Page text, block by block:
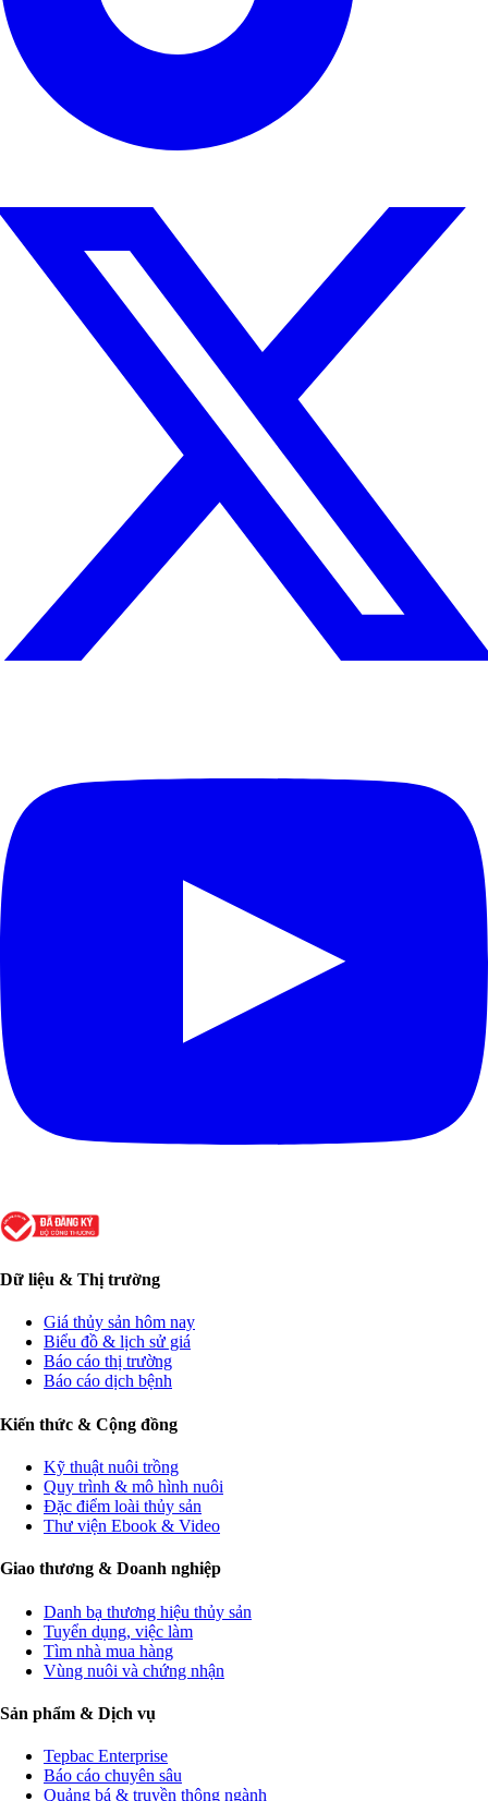
Dữ liệu & Thị trường
Giá thủy sản hôm nay
Biểu đồ & lịch sử giá
Báo cáo thị trường
Báo cáo dịch bệnh
Kiến thức & Cộng đồng
Kỹ thuật nuôi trồng
Quy trình & mô hình nuôi
Đặc điểm loài thủy sản
Thư viện Ebook & Video
Giao thương & Doanh nghiệp
Danh bạ thương hiệu thủy sản
Tuyển dụng, việc làm
Tìm nhà mua hàng
Vùng nuôi và chứng nhận
Sản phẩm & Dịch vụ
Tepbac Enterprise
Báo cáo chuyên sâu
Quảng bá & truyền thông ngành